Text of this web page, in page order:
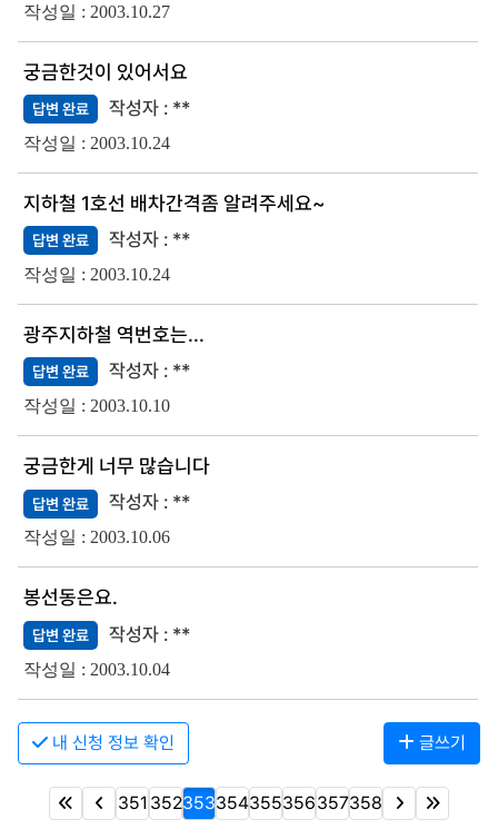
2003.10.27
궁금한것이 있어서요
답변 완료 **
2003.10.24
지하철 1호선 배차간격좀 알려주세요~
답변 완료 **
2003.10.24
광주지하철 역번호는...
답변 완료 **
2003.10.10
궁금한게 너무 많습니다
답변 완료 **
2003.10.06
봉선동은요.
답변 완료 **
2003.10.04
내 신청 정보 확인 글쓰기
351 352353354355356357358